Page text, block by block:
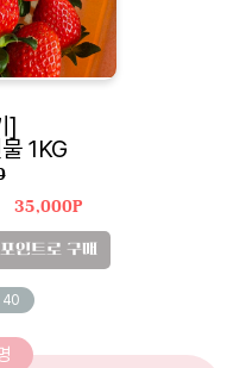
]
1KG
35,000P
포인트로 구매
40